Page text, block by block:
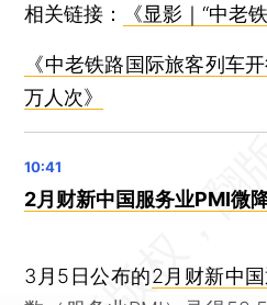
相关链接： 《显影｜“中老
《中老铁路国际旅客列车
万人次》
2月财新中国服务业PMI微
3月5日公布的2月财新中